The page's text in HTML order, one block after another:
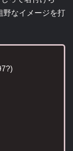
野なイメージを打